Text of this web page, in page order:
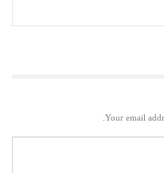
کرنے کی طرف توجہ دلائی۔
امت مسلمہ کا ترجیحی مسئلہ
کو سلیقے سے اعلیٰ مقاصد
Your email